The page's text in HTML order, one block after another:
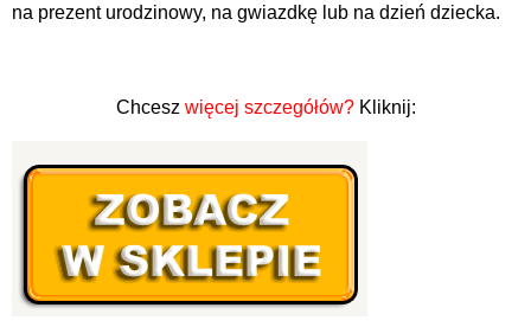
na prezent urodzinowy, na gwiazdkę lub na dzień dziecka.
Chcesz więcej szczegółów?Kliknij: